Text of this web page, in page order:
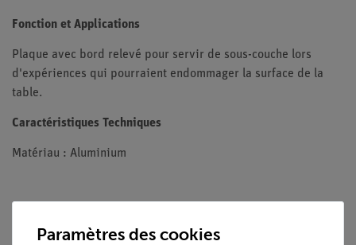
Fonction et Applications
Plaque avec bord relevé pour servir de sous-couche lors
d'expériences qui pourraient endommager la surface de la
table.
Caractéristiques Techniques
Matériau : Aluminium
Livraison gratuite à partir de 300,- €.
Paramètres des cookies